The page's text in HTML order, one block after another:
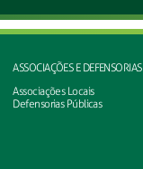
ASSOCIAÇÕES E DEFENSORIAS
Associações Locais
Defensorias Públicas